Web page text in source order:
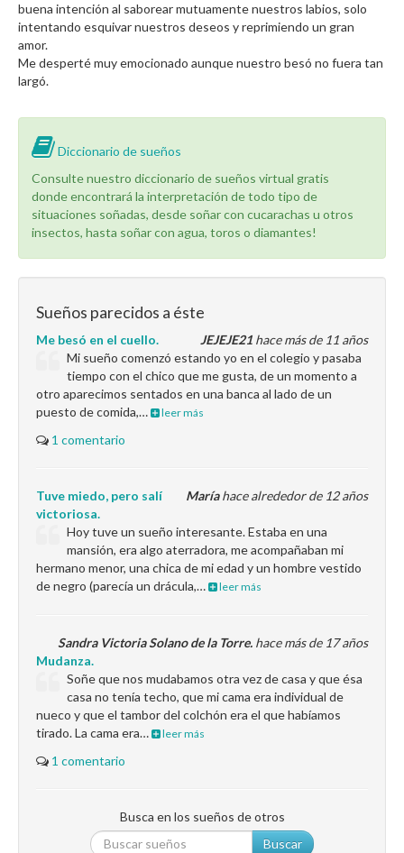
buena intención al saborear mutuamente nuestros labios, solo
intentando esquivar nuestros deseos y reprimiendo un gran
amor.
Me desperté muy emocionado aunque nuestro besó no fuera tan
largó.
Diccionario de sueños
Consulte nuestro diccionario de sueños virtual gratis
donde encontrará la interpretación de todo tipo de
situaciones soñadas, desde soñar con cucarachas u otros
insectos, hasta soñar con agua, toros o diamantes!
Sueños parecidos a éste
JEJEJE21 hace más de 11 años
Me besó en el cuello.
Mi sueño comenzó estando yo en el colegio y pasaba
tiempo con el chico que me gusta, de un momento a
otro aparecimos sentados en una banca al lado de un
puesto de comida,…
leer más
1 comentario
Maríahace alrededor de 12 años
Tuve miedo, pero salí
victoriosa.
Hoy tuve un sueño interesante. Estaba en una
mansión, era algo aterradora, me acompañaban mi
hermano menor, una chica de mi edad y un hombre vestido
de negro (parecía un drácula,…
leer más
Sandra Victoria Solano de la Torre. hace más de 17 años
Mudanza.
Soñe que nos mudabamos otra vez de casa y que ésa
casa no tenía techo, que mi cama era individual de
nueco y que el tambor del colchón era el que habíamos
tirado. La cama era…
leer más
1 comentario
Busca en los sueños de otros
Buscar